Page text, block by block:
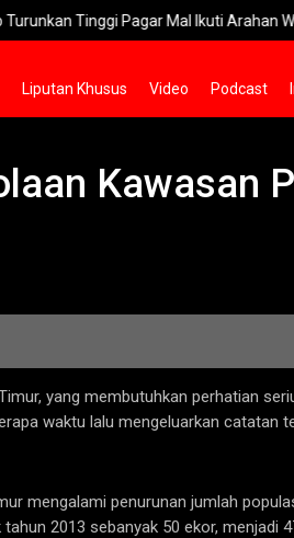
Tinggi Pagar Mal Ikuti Arahan Wali
Liputan Khusus Video Podcast
Kawasan
yang membutuhkan perhatian
waktu lalu mengeluarkan catatan
mengalami penurunan jumlah
2013 sebanyak 50 ekor, menjadi